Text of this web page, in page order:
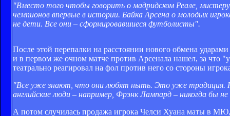
"Вместо того чтобы говорить о мадридском Реале,
чемпионов впервые в истории. Байка Арсена о молодых
не дети. Все они – сформировавшиеся футболисты".
После этой перепалки на расстоянии нового обмена
и в первом же очном матче против Арсенала нашел, за
театрально реагировал на фол против него со стороны
"Все уже знают, что они любят ныть. Это уже традиция.
английские люди – например, Фрэнк Лампард – никогда бы
А потом случилась продажа игрока Челси Хуана маты в